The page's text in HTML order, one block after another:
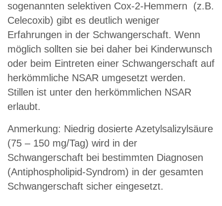
sogenannten selektiven Cox-2-Hemmern (z.B.
Celecoxib) gibt es deutlich weniger
Erfahrungen in der Schwangerschaft. Wenn
möglich sollten sie bei daher bei Kinderwunsch
oder beim Eintreten einer Schwangerschaft auf
herkömmliche NSAR umgesetzt werden.
Stillen ist unter den herkömmlichen NSAR
erlaubt.
Anmerkung: Niedrig dosierte Azetylsalizylsäure
(75 – 150 mg/Tag) wird in der
Schwangerschaft bei bestimmten Diagnosen
(Antiphospholipid-Syndrom) in der gesamten
Schwangerschaft sicher eingesetzt.